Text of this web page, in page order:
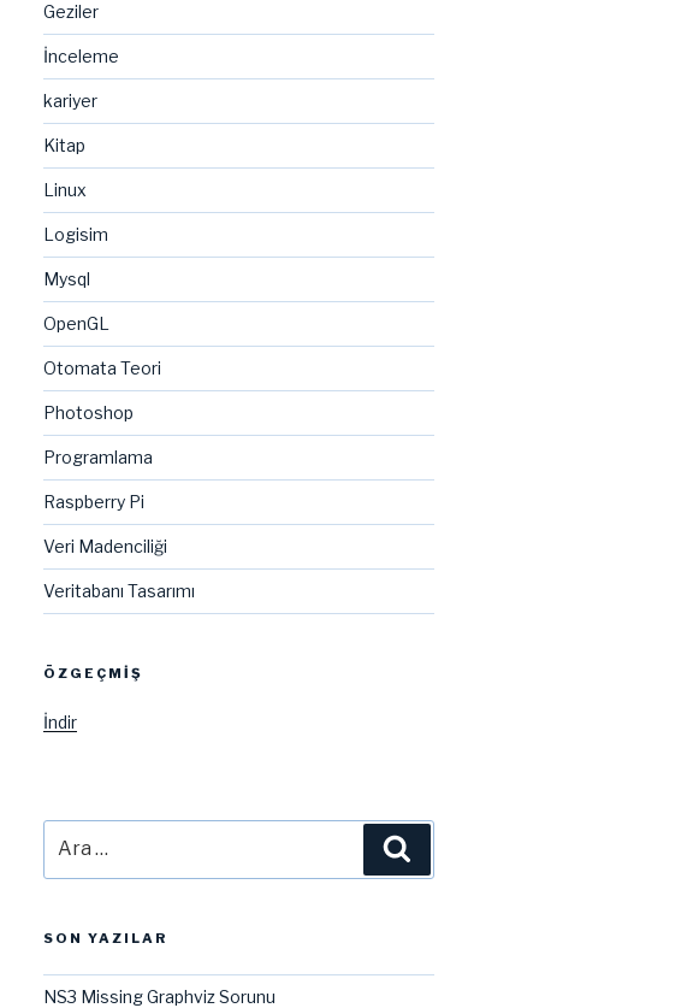
Geziler
İnceleme
kariyer
Kitap
Linux
Logisim
Mysql
OpenGL
Otomata Teori
Photoshop
Programlama
Raspberry Pi
Veri Madenciliği
Veritabanı Tasarımı
ÖZGEÇMIŞ
İndir
SON YAZILAR
NS3 Missing Graphviz Sorunu